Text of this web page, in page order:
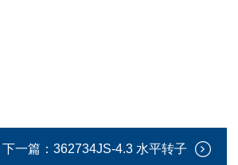
下一篇： 362734JS-4.3 水平转子